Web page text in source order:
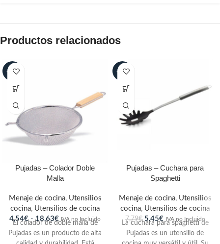
Productos relacionados
-30%
Pujadas – Colador Doble
Malla
Menaje de cocina, Utensilios
cocina, Utensilios de cocina
4,54€ - 18,63€ IVA no Incluido
El colador de doble malla de
Pujadas es un producto de alta
-30%
Pujadas – Cuchara para
Spaghetti
Menaje de cocina, Utensilios
cocina, Utensilios de cocina
7,79€ 5,45€ IVA no Incluido
La cuchara para spaghetti de
Pujadas es un utensilio de